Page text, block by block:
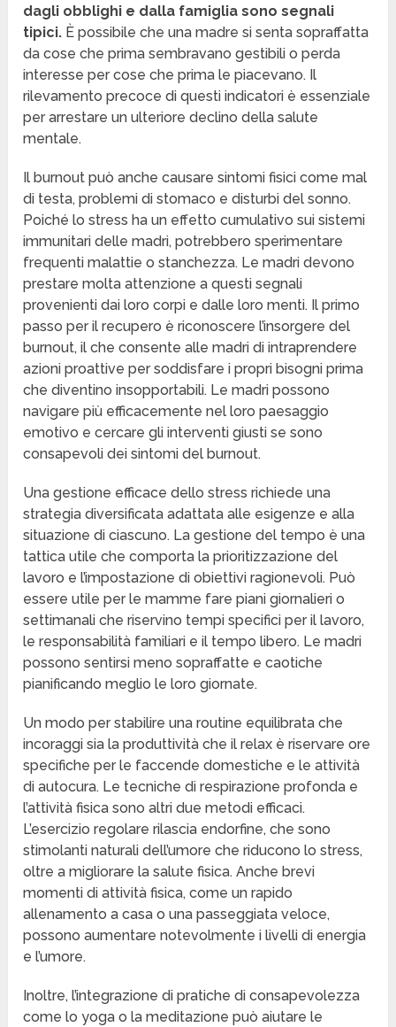
dagli obblighi e dalla famiglia sono segnali
tipici. È possibile che una madre si senta sopraffatta
da cose che prima sembravano gestibili o perda
interesse per cose che prima le piacevano. Il
rilevamento precoce di questi indicatori è essenziale
per arrestare un ulteriore declino della salute
mentale.
Il burnout può anche causare sintomi fisici come mal
di testa, problemi di stomaco e disturbi del sonno.
Poiché lo stress ha un effetto cumulativo sui sistemi
immunitari delle madri, potrebbero sperimentare
frequenti malattie o stanchezza. Le madri devono
prestare molta attenzione a questi segnali
provenienti dai loro corpi e dalle loro menti. Il primo
passo per il recupero è riconoscere l’insorgere del
burnout, il che consente alle madri di intraprendere
azioni proattive per soddisfare i propri bisogni prima
che diventino insopportabili. Le madri possono
navigare più efficacemente nel loro paesaggio
emotivo e cercare gli interventi giusti se sono
consapevoli dei sintomi del burnout.
Una gestione efficace dello stress richiede una
strategia diversificata adattata alle esigenze e alla
situazione di ciascuno. La gestione del tempo è una
tattica utile che comporta la prioritizzazione del
lavoro e l’impostazione di obiettivi ragionevoli. Può
essere utile per le mamme fare piani giornalieri o
settimanali che riservino tempi specifici per il lavoro,
le responsabilità familiari e il tempo libero. Le madri
possono sentirsi meno sopraffatte e caotiche
pianificando meglio le loro giornate.
Un modo per stabilire una routine equilibrata che
incoraggi sia la produttività che il relax è riservare ore
specifiche per le faccende domestiche e le attività
di autocura. Le tecniche di respirazione profonda e
l’attività fisica sono altri due metodi efficaci.
L’esercizio regolare rilascia endorfine, che sono
stimolanti naturali dell’umore che riducono lo stress,
oltre a migliorare la salute fisica. Anche brevi
momenti di attività fisica, come un rapido
allenamento a casa o una passeggiata veloce,
possono aumentare notevolmente i livelli di energia
e l’umore.
Inoltre, l’integrazione di pratiche di consapevolezza
come lo yoga o la meditazione può aiutare le